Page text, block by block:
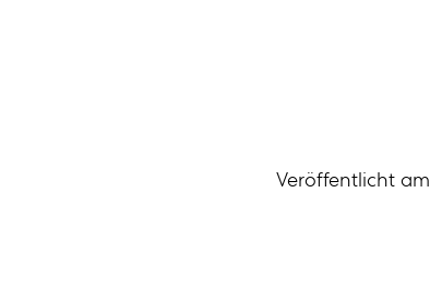
Veröffentlicht am